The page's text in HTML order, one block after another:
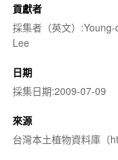
貢獻者
採集者（英文）
Lee
日期
採集日期:2009-07-09
來源
台灣本土植物資料庫（